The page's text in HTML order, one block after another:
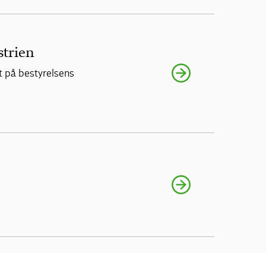
på bestyrelsens